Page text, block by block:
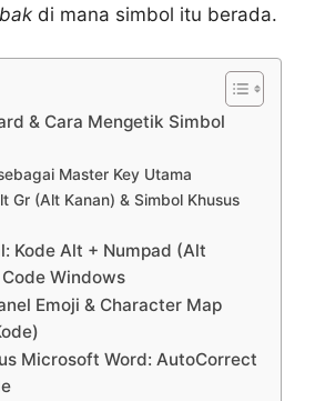
di mana simbol itu berada.
& Cara Mengetik Simbol
Master Key Utama
Gr (Alt Kanan) & Simbol Khusus
Kode Alt + Numpad (Alt
Windows
Emoji & Character Map
Microsoft Word: AutoCorrect